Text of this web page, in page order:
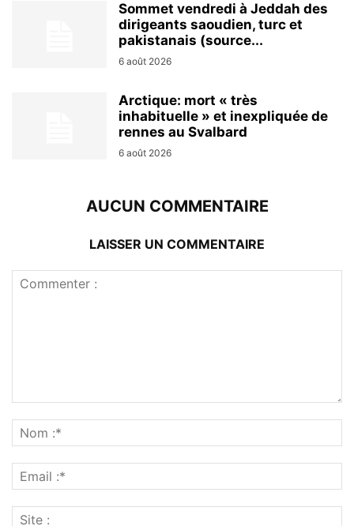
Sommet vendredi à Jeddah des
dirigeants saoudien, turc et
pakistanais (source...
6 août 2026
Arctique: mort « très
inhabituelle » et inexpliquée de
rennes au Svalbard
6 août 2026
AUCUN COMMENTAIRE
LAISSER UN COMMENTAIRE